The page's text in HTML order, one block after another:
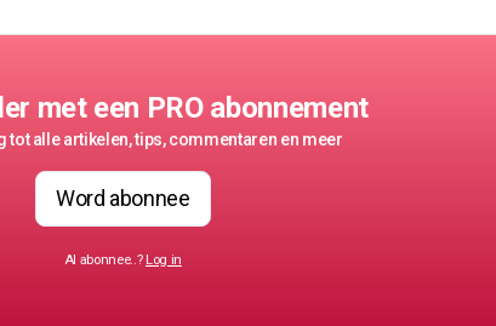
met een PRO abonnement
tot alle artikelen, tips, commentaren en meer
Word abonnee
Al abonnee..? Log in